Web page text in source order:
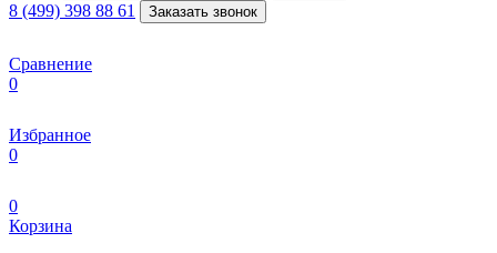
8 (499) 398 88 61 Заказать звонок
Сравнение
0
Избранное
0
0
Корзина